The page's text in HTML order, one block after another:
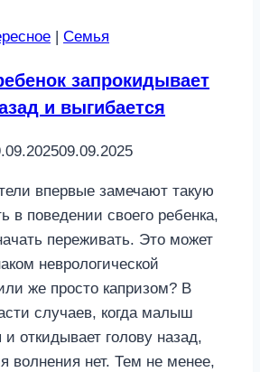
Семья
запрокидывает
и выгибается
09.09.2025
впервые замечают такую
в поведении своего ребенка,
переживать. Это может
неврологической
же просто капризом? В
случаев, когда малыш
и откидывает голову назад,
волнения нет. Тем не менее,